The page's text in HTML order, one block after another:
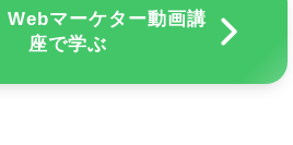
Webマーケター動画講
座で学ぶ